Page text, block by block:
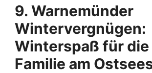
9. Warnemünder
Wintervergnügen:
Winterspaß für die
Familie am